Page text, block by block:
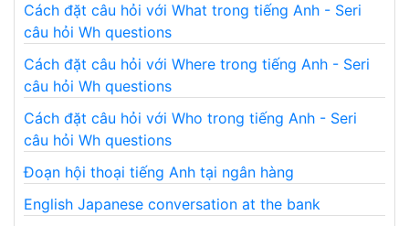
Cách đặt câu hỏi với What trong tiếng Anh - Seri
câu hỏi Wh questions
Cách đặt câu hỏi với Where trong tiếng Anh - Seri
câu hỏi Wh questions
Cách đặt câu hỏi với Who trong tiếng Anh - Seri
câu hỏi Wh questions
Đoạn hội thoại tiếng Anh tại ngân hàng
English Japanese conversation at the bank